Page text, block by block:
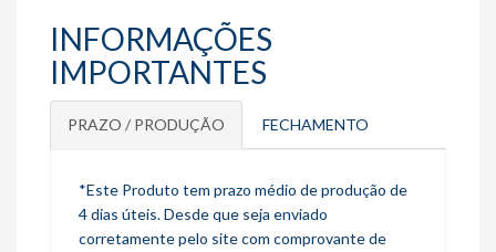
INFORMAÇÕES
IMPORTANTES
PRAZO / PRODUÇÃO FECHAMENTO
*Este Produto tem prazo médio de produção de
4 dias úteis. Desde que seja enviado
corretamente pelo site com comprovante de